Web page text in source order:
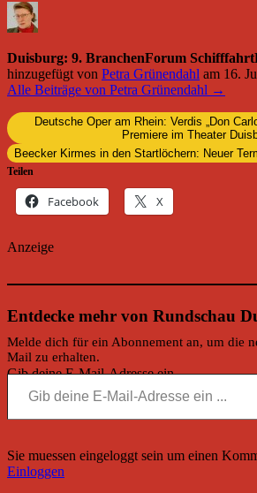
Duisburg: 9. BranchenForum
hinzugefügt von Petra Grünendahl am 16.
Alle Beiträge von Petra Grünendahl →
Deutsche Oper am Rhein: Verdis „Don
Premiere im Theater
Beecker Kirmes in den Startlöchern: Neuer
Teilen
Facebook X
Anzeige
Entdecke mehr von Rundschau
Melde dich für ein Abonnement an, um die
Mail zu erhalten.
Gib deine E-Mail-Adresse ein ...
Sie muessen eingeloggt sein um einen
Einloggen